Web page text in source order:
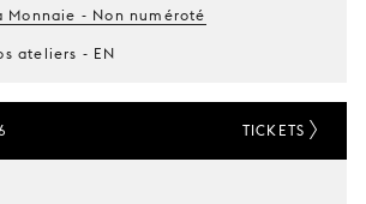
Monnaie - Non numéroté
ateliers - EN
TICKETS